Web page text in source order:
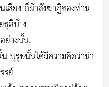
เสียง ก็ผ้าสังฆาฏิของท่าน
ธุลีบ้าง
ย่างนั้น.
บุรุษนั้นได้มีความคิดว่าน่า
รย์